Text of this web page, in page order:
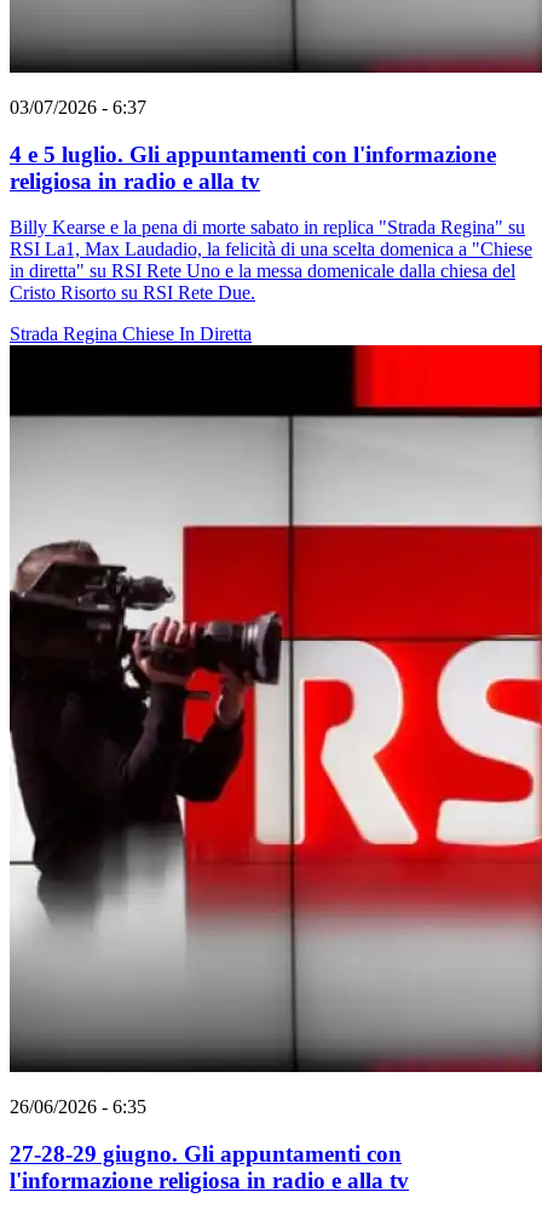
03/07/2026 - 6:37
4 e 5 luglio. Gli appuntamenti con l'informazione
religiosa in radio e alla tv
Billy Kearse e la pena di morte sabato in replica "Strada Regina" su
RSI La1, Max Laudadio, la felicità di una scelta domenica a "Chiese
in diretta" su RSI Rete Uno e la messa domenicale dalla chiesa del
Cristo Risorto su RSI Rete Due.
Strada Regina Chiese In Diretta
26/06/2026 - 6:35
27-28-29 giugno. Gli appuntamenti con
l'informazione religiosa in radio e alla tv